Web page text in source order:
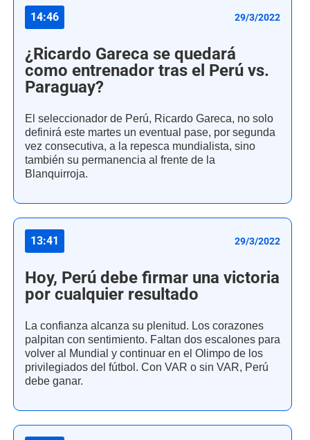
14:46 29/3/2022
¿Ricardo Gareca se quedará
como entrenador tras el Perú vs.
Paraguay?
El seleccionador de Perú, Ricardo Gareca, no solo
definirá este martes un eventual pase, por segunda
vez consecutiva, a la repesca mundialista, sino
también su permanencia al frente de la
Blanquirroja.
13:41 29/3/2022
Hoy, Perú debe firmar una victoria
por cualquier resultado
La confianza alcanza su plenitud. Los corazones
palpitan con sentimiento. Faltan dos escalones para
volver al Mundial y continuar en el Olimpo de los
privilegiados del fútbol. Con VAR o sin VAR, Perú
debe ganar.